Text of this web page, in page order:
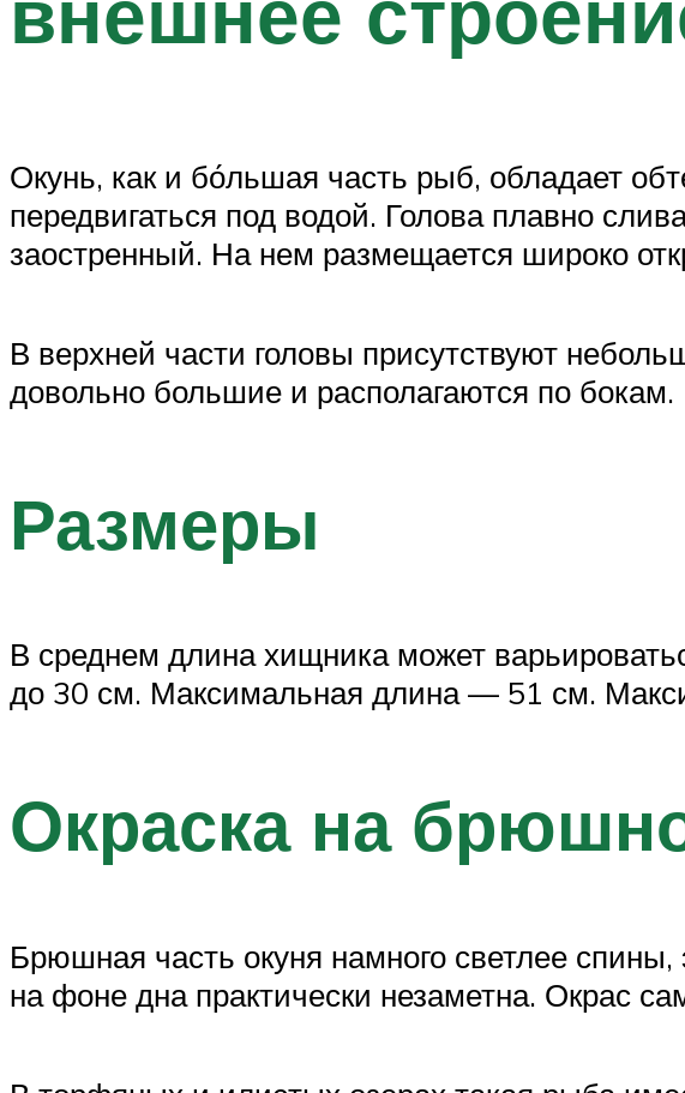
Окунь, как и бо́льшая часть рыб, обладает
передвигаться под водой. Голова плавно
заостренный. На нем размещается широко
В верхней части головы присутствуют
довольно большие и располагаются по бокам.
Размеры
В среднем длина хищника может
до 30 см. Максимальная длина — 51 см.
Окраска на
Брюшная часть окуня намного светлее
на фоне дна практически незаметна. Окрас